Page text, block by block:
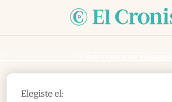
Elegiste el: